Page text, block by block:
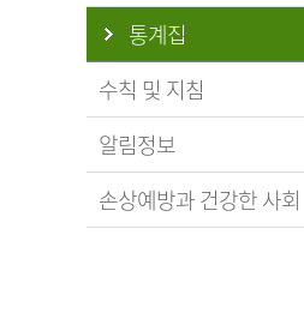
통계집
수칙 및 지침
알림정보
손상예방과 건강한 사회